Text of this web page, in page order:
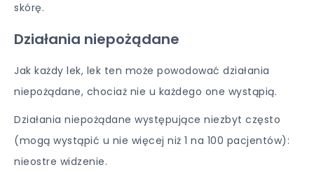
skórę.
Działania niepożądane
Jak każdy lek, lek ten może powodować działania
niepożądane, chociaż nie u każdego one wystąpią.
Działania niepożądane występujące niezbyt często
(mogą wystąpić u nie więcej niż 1 na 100 pacjentów):
nieostre widzenie.